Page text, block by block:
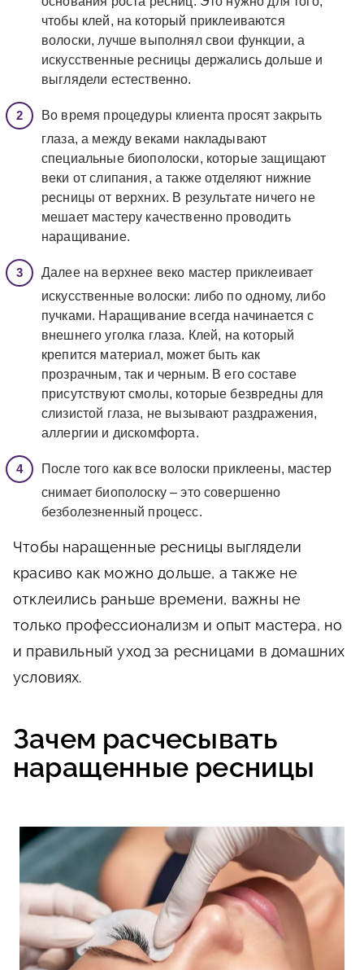
чтобы клей, на который приклеиваются
волоски, лучше выполнял свои функции, а
искусственные ресницы держались дольше и
выглядели естественно.
Во время процедуры клиента просят закрыть
глаза, а между веками накладывают
специальные биополоски, которые защищают
веки от слипания, а также отделяют нижние
ресницы от верхних. В результате ничего не
мешает мастеру качественно проводить
наращивание.
Далее на верхнее веко мастер приклеивает
искусственные волоски: либо по одному, либо
пучками. Наращивание всегда начинается с
внешнего уголка глаза. Клей, на который
крепится материал, может быть как
прозрачным, так и черным. В его составе
присутствуют смолы, которые безвредны для
слизистой глаза, не вызывают раздражения,
аллергии и дискомфорта.
После того как все волоски приклеены, мастер
снимает биополоску – это совершенно
безболезненный процесс.
Чтобы наращенные ресницы выглядели
красиво как можно дольше, а также не
отклеились раньше времени, важны не
только профессионализм и опыт мастера, но
и правильный уход за ресницами в домашних
условиях.
Зачем расчесывать
наращенные ресницы